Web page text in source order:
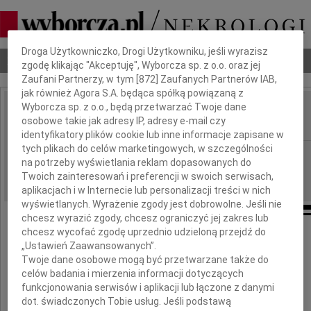
Nekrologi Odeszli Poradnik pogrzebowy
IMIĘ I NAZWISKO: Paweł Wypych
REGION: Warszawa, cała Polska
DATA EMISJI: 15.04.2010
Z głębokim żalem i smutkiem żegnamy
tragicznie zmarłego
Dbamy o Twoją prywatność
Droga Użytkowniczko, Drogi Użytkowniku, jeśli wyrazisz
zgodę klikając "Akceptuję", Wyborcza sp. z o.o. oraz jej
Zaufani Partnerzy, w tym [872 ] Zaufanych Partnerów IAB,
jak również Agora S.A. będąca spółką powiązaną z
Wyborcza sp. z o.o., będą przetwarzać Twoje dane
osobowe takie jak adresy IP, adresy e-mail czy
identyfikatory plików cookie lub inne informacje zapisane w
tych plikach do celów marketingowych, w szczególności
na potrzeby wyświetlania reklam dopasowanych do
Twoich zainteresowań i preferencji w swoich serwisach,
aplikacjach i w Internecie lub personalizacji treści w nich
wyświetlanych. Wyrażenie zgody jest dobrowolne. Jeśli nie
chcesz wyrazić zgody, chcesz ograniczyć jej zakres lub
chcesz wycofać zgodę uprzednio udzieloną przejdź do
„Ustawień Zaawansowanych”.
Twoje dane osobowe mogą być przetwarzane także do
celów badania i mierzenia informacji dotyczących
funkcjonowania serwisów i aplikacji lub łączone z danymi
dot. świadczonych Tobie usług. Jeśli podstawą